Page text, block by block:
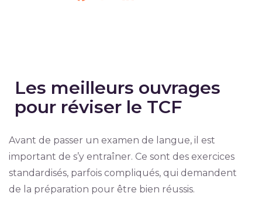
Les meilleurs ouvrages
pour réviser le TCF
Avant de passer un examen de langue, il est
important de s’y entraîner. Ce sont des exercices
standardisés, parfois compliqués, qui demandent
de la préparation pour être bien réussis.